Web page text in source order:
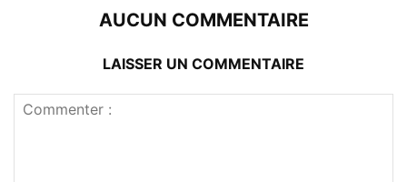
AUCUN COMMENTAIRE
LAISSER UN COMMENTAIRE